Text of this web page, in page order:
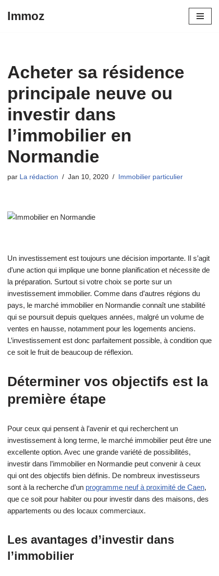
Immoz
Acheter sa résidence
principale neuve ou
investir dans
l’immobilier en
Normandie
par La rédaction Jan 10, 2020 Immobilier particulier
Un investissement est toujours une décision importante. Il s’agit
d’une action qui implique une bonne planification et nécessite de
la préparation. Surtout si votre choix se porte sur un
investissement immobilier. Comme dans d’autres régions du
pays, le marché immobilier en Normandie connaît une stabilité
qui se poursuit depuis quelques années, malgré un volume de
ventes en hausse, notamment pour les logements anciens.
L’investissement est donc parfaitement possible, à condition que
ce soit le fruit de beaucoup de réflexion.
Déterminer vos objectifs est la
première étape
Pour ceux qui pensent à l’avenir et qui recherchent un
investissement à long terme, le marché immobilier peut être une
excellente option. Avec une grande variété de possibilités,
investir dans l’immobilier en Normandie peut convenir à ceux
qui ont des objectifs bien définis. De nombreux investisseurs
sont à la recherche d’un programme neuf à proximité de Caen,
que ce soit pour habiter ou pour investir dans des maisons, des
appartements ou des locaux commerciaux.
Les avantages d’investir dans
l’immobilier